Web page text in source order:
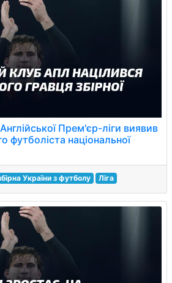
Прем'єр-ліги виявив
футболіста національної
України з футболу Ліга